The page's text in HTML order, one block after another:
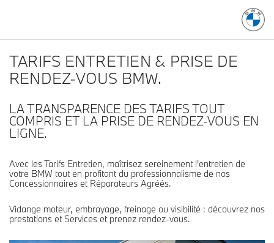
TARIFS ENTRETIEN & PRISE DE
RENDEZ-VOUS BMW.
LA TRANSPARENCE DES TARIFS TOUT
COMPRIS ET LA PRISE DE RENDEZ-VOUS EN
LIGNE.
Avec les Tarifs Entretien, maîtrisez sereinement l'entretien de
votre BMW tout en profitant du professionnalisme de nos
Concessionnaires et Réparateurs Agréés.
Vidange moteur, embrayage, freinage ou visibilité : découvrez nos
prestations et Services et prenez rendez-vous.